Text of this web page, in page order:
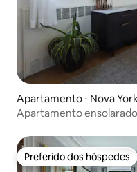
Apartamento ⋅ Nova
Apartamento
Preferido dos hóspedes
Preferido dos hóspedes